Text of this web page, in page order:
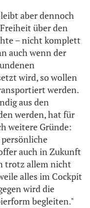
aber dennoch
über den
– nicht komplett
auch wenn der
wird, so wollen
werden.
aus den
werden, hat für
weitere Gründe:
auch in Zukunft
trotz allem nicht
alles im Cockpit
wird die
begleiten."